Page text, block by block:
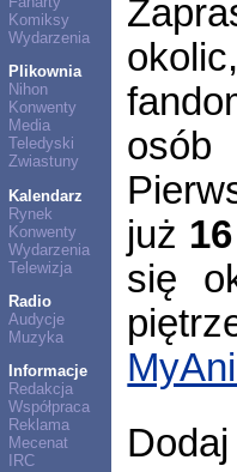
Komiksy
Wydarzenia
Plikownia
Nihon
Konwenty
Media
Teledyski
Zwiastuny
Kalendarz
Rynek
Konwenty
Wydarzenia
Telewizja
Radio
Audycje
Muzyka
Informacje
Redakcja
Współpraca
Reklama
Mecenat
IRC
osób
już
się
Dodaj